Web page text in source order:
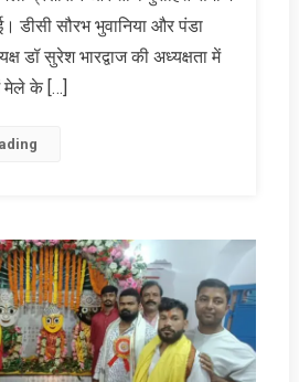
डीसी सौरभ भुवानिया और पंडा
डॉ सुरेश भारद्वाज की अध्यक्षता में
मेले के […]